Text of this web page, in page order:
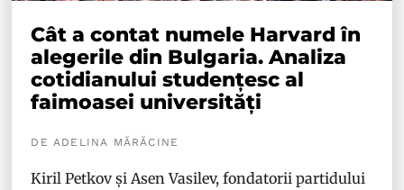
Cât a contat numele Harvard în
alegerile din Bulgaria. Analiza
cotidianului studențesc al
faimoasei universități
DE ADELINA MĂRĂCINE
Kiril Petkov și Asen Vasilev, fondatorii partidului